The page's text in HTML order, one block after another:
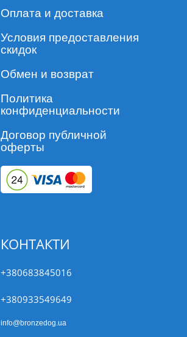
Оплата и доставка
Условия предоставления
скидок
Обмен и возврат
Политика
конфиденциальности
Договор публичной
оферты
КОНТАКТИ
+380683845016
+380933549649
info@bronzedog.ua